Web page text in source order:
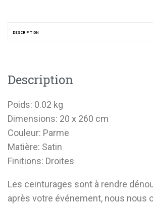
DESCRIPTION
Description
Poids: 0.02 kg
Dimensions: 20 x 260 cm
Couleur: Parme
Matière: Satin
Finitions: Droites
Les ceinturages sont à rendre
après votre événement, nous nous